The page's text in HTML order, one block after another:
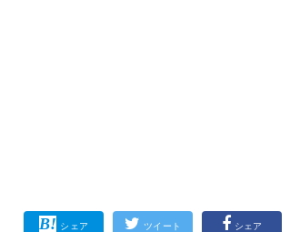
シェア ツイート シェア